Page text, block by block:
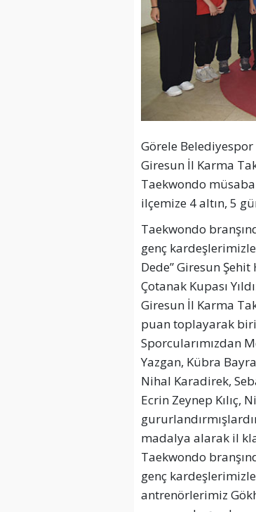
Görele
Giresun İl Karma
Taekwondo
ilçemize 4 altın, 5
Taekwondo
genç
Dede” Giresun
Çotanak Kupası
Giresun İl Karma
puan toplayarak
Sporcularımızdan
Yazgan, Kübra
Nihal Karadirek,
Ecrin Zeynep Kılıç,
madalya alarak il
Taekwondo
genç
antrenörlerimiz